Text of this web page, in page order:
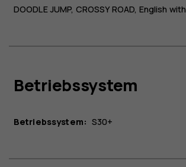
DOODLE JUMP, CROSSY ROAD, English
Betriebssystem
Betriebssystem: S30+​